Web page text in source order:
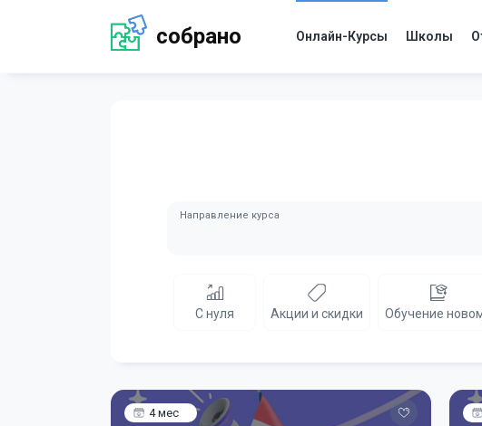
собрано Онлайн-Курсы Школы
Направление курса
С нуля Акции и скидки Обучение
4 мес